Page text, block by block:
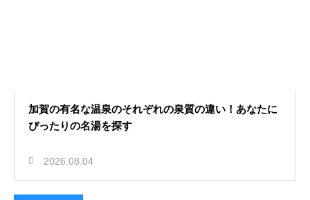
加賀の有名な温泉のそれぞれの泉質の違い！あなたに
ぴったりの名湯を探す
2026.08.04